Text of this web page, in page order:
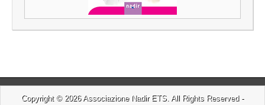
Copyright © 2026 Associazione Nadir ETS . All Rights Reserved -